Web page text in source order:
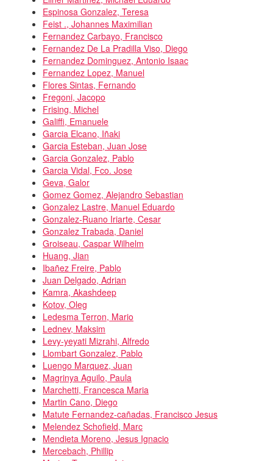
Espinosa Gonzalez, Teresa
Feist ., Johannes Maximilian
Fernandez Carbayo, Francisco
Fernandez De La Pradilla Viso, Diego
Fernandez Dominguez, Antonio Isaac
Fernandez Lopez, Manuel
Flores Sintas, Fernando
Fregoni, Jacopo
Frising, Michel
Galiffi, Emanuele
Garcia Elcano, Iñaki
Garcia Esteban, Juan Jose
Garcia Gonzalez, Pablo
Garcia Vidal, Fco. Jose
Geva, Galor
Gomez Gomez, Alejandro Sebastian
Gonzalez Lastre, Manuel Eduardo
Gonzalez-Ruano Iriarte, Cesar
Gonzalez Trabada, Daniel
Groiseau, Caspar Wilhelm
Huang, Jian
Ibañez Freire, Pablo
Juan Delgado, Adrian
Kamra, Akashdeep
Kotov, Oleg
Ledesma Terron, Mario
Lednev, Maksim
Levy-yeyati Mizrahi, Alfredo
Llombart Gonzalez, Pablo
Luengo Marquez, Juan
Magrinya Aguilo, Paula
Marchetti, Francesca Maria
Martin Cano, Diego
Matute Fernandez-cañadas, Francisco Jesus
Melendez Schofield, Marc
Mendieta Moreno, Jesus Ignacio
Mercebach, Phillip